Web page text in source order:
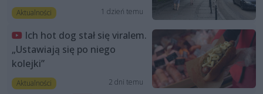
Aktualności 1 dzień temu
Ich hot dog stał się viralem.
„Ustawiają się po niego
kolejki”
Aktualności 2 dni temu